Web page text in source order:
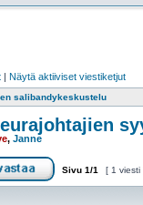
| Näytä aktiiviset viestiketjut
salibandykeskustelu
, Janne
Sivu 1/1 [ 1 viesti